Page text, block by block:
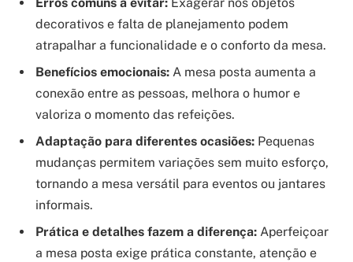
Erros comuns a evitar: Exagerar nos objetos
decorativos e falta de planejamento podem
atrapalhar a funcionalidade e o conforto da mesa.
Benefícios emocionais: A mesa posta aumenta a
conexão entre as pessoas, melhora o humor e
valoriza o momento das refeições.
Adaptação para diferentes ocasiões: Pequenas
mudanças permitem variações sem muito esforço,
tornando a mesa versátil para eventos ou jantares
informais.
Prática e detalhes fazem a diferença: Aperfeiçoar
a mesa posta exige prática constante, atenção e